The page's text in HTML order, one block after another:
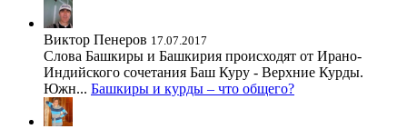
Виктор Пенеров 17.07.2017
Слова Башкиры и Башкирия происходят от Ирано-
Индийского сочетания Баш Куру - Верхние Курды.
Южн... Башкиры и курды – что общего?